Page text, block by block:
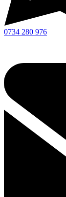
0734 280 976